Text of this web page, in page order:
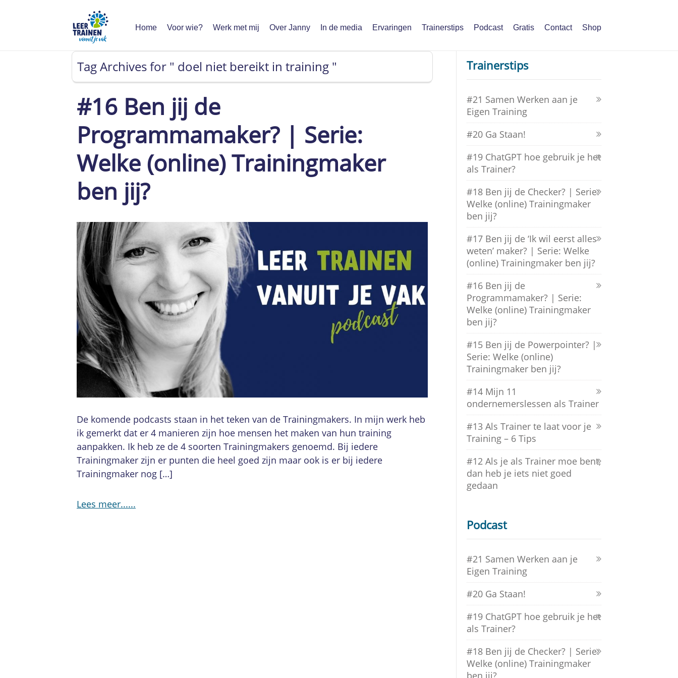
Home Voor wie? Werk met mij Over Janny In de media Ervaringen Trainerstips Podcast Gratis Contact Shop
Tag Archives for " doel niet bereikt in training "
#16 Ben jij de
Programmamaker? | Serie:
Welke (online) Trainingmaker
ben jij?
De komende podcasts staan in het teken van de Trainingmakers. In mijn werk heb
ik gemerkt dat er 4 manieren zijn hoe mensen het maken van hun training
aanpakken. Ik heb ze de 4 soorten Trainingmakers genoemd. Bij iedere
Trainingmaker zijn er punten die heel goed zijn maar ook is er bij iedere
Trainingmaker nog […]
Lees meer...
Trainerstips
#21 Samen Werken aan je
Eigen Training
#20 Ga Staan!
#19 ChatGPT hoe gebruik je het
als Trainer?
#18 Ben jij de Checker? | Serie:
Welke (online) Trainingmaker
ben jij?
#17 Ben jij de ‘Ik wil eerst alles
weten’ maker? | Serie: Welke
(online) Trainingmaker ben jij?
#16 Ben jij de
Programmamaker? | Serie:
Welke (online) Trainingmaker
ben jij?
#15 Ben jij de Powerpointer? |
Serie: Welke (online)
Trainingmaker ben jij?
#14 Mijn 11
ondernemerslessen als Trainer
#13 Als Trainer te laat voor je
Training – 6 Tips
#12 Als je als Trainer moe bent,
dan heb je iets niet goed
gedaan
Podcast
#21 Samen Werken aan je
Eigen Training
#20 Ga Staan!
#19 ChatGPT hoe gebruik je het
als Trainer?
#18 Ben jij de Checker? | Serie:
Welke (online) Trainingmaker
ben jij?